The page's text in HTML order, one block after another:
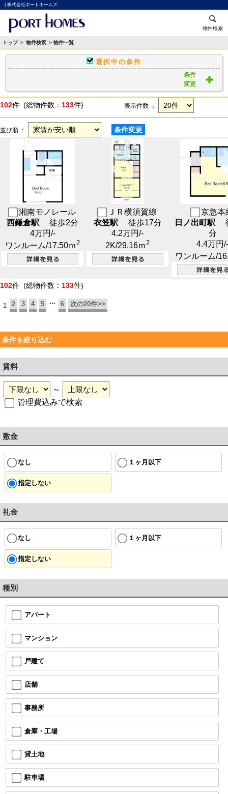
| 株式会社ポートホームズ
物件検索
トップ > 物件検索 > 物件一覧
選択中の条件
条件
変更
102件 (総物件数： 133件) 表示件数 ：
並び順 ： 条件変更
湘南モノレール
西鎌倉駅 徒歩2分
4万円/-
ワンルーム/17.50ｍ2
ＪＲ横須賀線
衣笠駅 徒歩17分
4.2万円/-
2K/29.16ｍ2
京急本
日ノ出町駅
分
4.4万円/-
ワンルーム/
102件 (総物件数： 133件)
1 2 3 4 5 ... 6 次の20件>>
条件を絞り込む
賃料
～
管理費込みで検索
敷金
なし １ヶ月以下
指定しない
礼金
なし １ヶ月以下
指定しない
種別
アパート
マンション
戸建て
店舗
事務所
倉庫・工場
貸土地
駐車場